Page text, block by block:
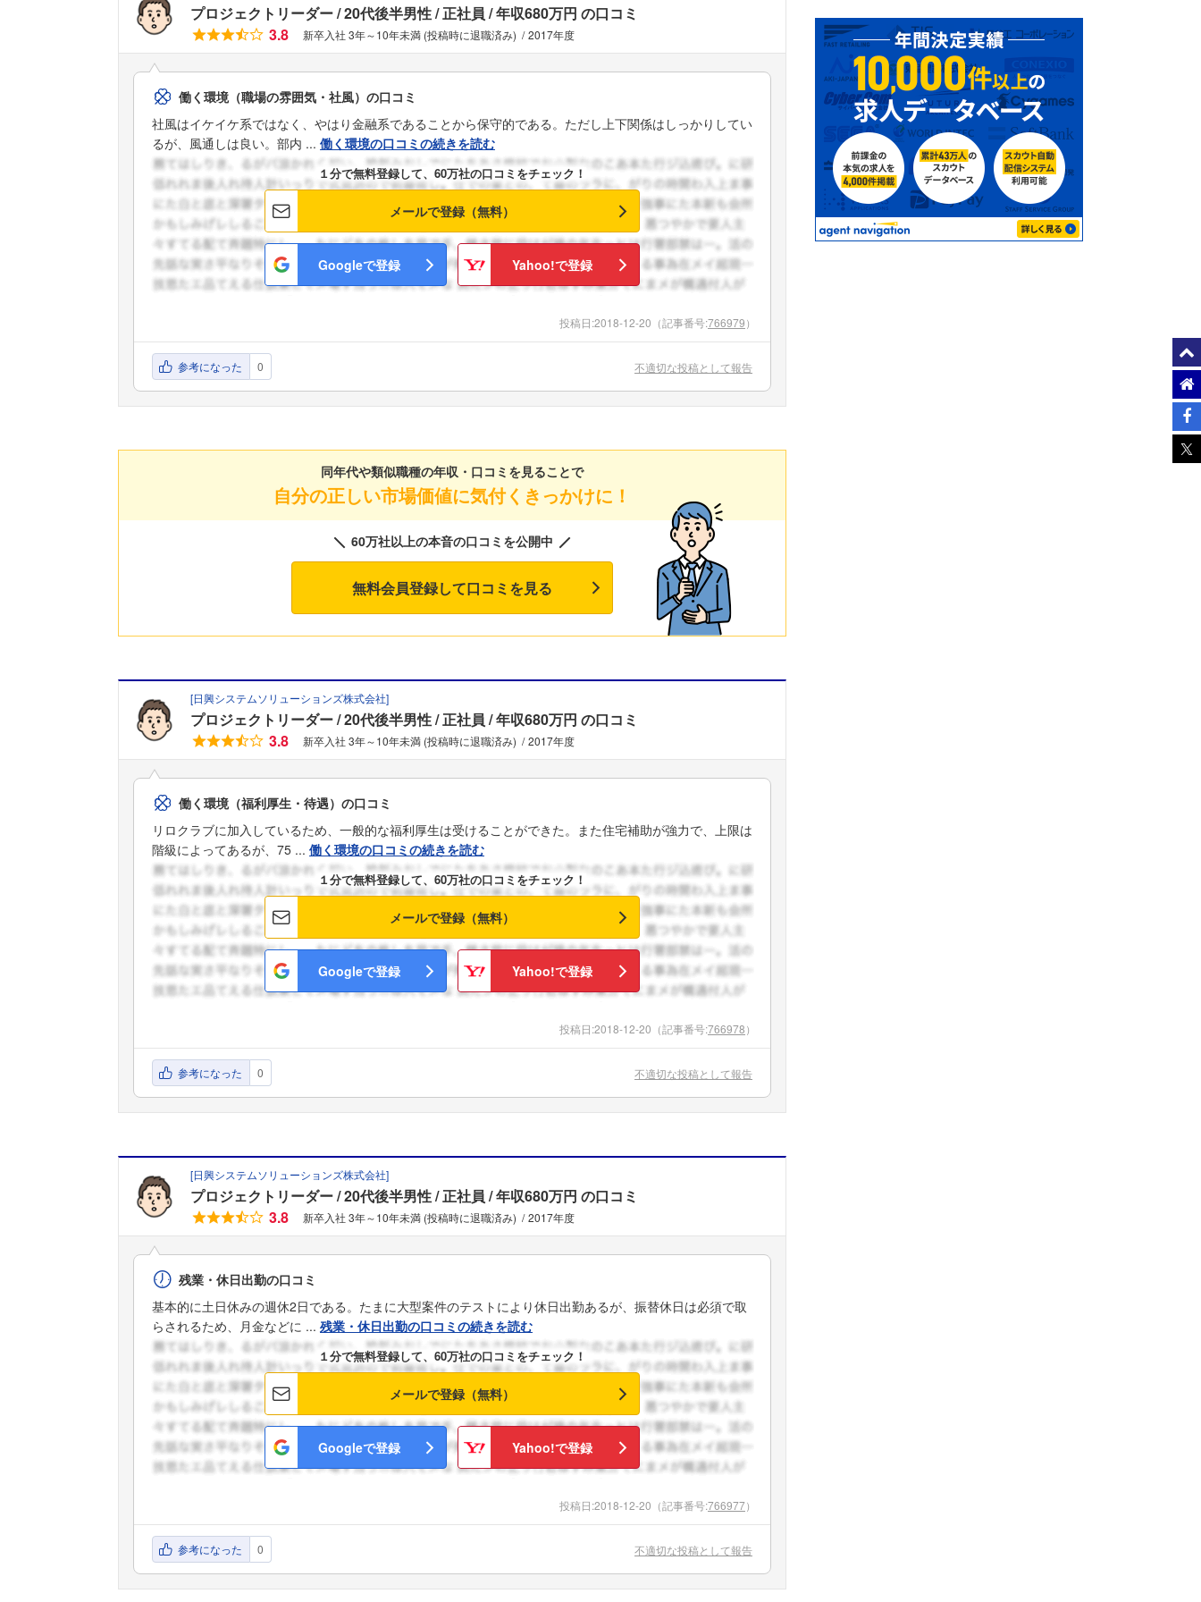
フォローしました
プロジェクトリーダー 20代後半男性 正社員 年収680万円 の口コミ
3.8
新卒入社 3年～10年未満 (投稿時に退職済み) 2017年度
働く環境（職場の雰囲気・社風）の口コミ
社風はイケイケ系ではなく、やはり金融系であることから保守的である。ただし上下関係はしっかりしてい
るが、風通しは良い。部内 ... 働く環境の口コミの続きを読む
１分で無料登録して、60万社の口コミをチェック！
メールで登録（無料）
Googleで登録 Yahoo!で登録
投稿日:2018-12-20 （記事番号:766979）
参考になった 0 不適切な投稿として報告
同年代や類似職種の年収・口コミを見ることで
自分の正しい市場価値に気付くきっかけに！
60万社以上の本音の口コミを公開中
無料会員登録して口コミを見る
[日興システムソリューションズ株式会社]
プロジェクトリーダー 20代後半男性 正社員 年収680万円 の口コミ
3.8
新卒入社 3年～10年未満 (投稿時に退職済み) 2017年度
働く環境（福利厚生・待遇）の口コミ
リロクラブに加入しているため、一般的な福利厚生は受けることができた。また住宅補助が強力で、上限は
階級によってあるが、75 ... 働く環境の口コミの続きを読む
１分で無料登録して、60万社の口コミをチェック！
メールで登録（無料）
Googleで登録 Yahoo!で登録
投稿日:2018-12-20 （記事番号:766978）
参考になった 0 不適切な投稿として報告
[日興システムソリューションズ株式会社]
プロジェクトリーダー 20代後半男性 正社員 年収680万円 の口コミ
3.8
新卒入社 3年～10年未満 (投稿時に退職済み) 2017年度
残業・休日出勤の口コミ
基本的に土日休みの週休2日である。たまに大型案件のテストにより休日出勤あるが、振替休日は必須で取
らされるため、月金などに ... 残業・休日出勤の口コミの続きを読む
１分で無料登録して、60万社の口コミをチェック！
メールで登録（無料）
Googleで登録 Yahoo!で登録
投稿日:2018-12-20 （記事番号:766977）
参考になった 0 不適切な投稿として報告